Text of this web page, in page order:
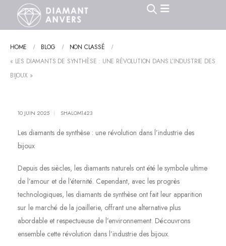
HOME BLOG
NON CLASSÉ
« LES DIAMANTS DE SYNTHÈSE : UNE RÉVOLUTION DANS L’INDUSTRIE DES
BIJOUX »
10 JUIN 2025 SHALOM1423
Les diamants de synthèse : une révolution dans l’industrie des
bijoux
Depuis des siècles, les diamants naturels ont été le symbole ultime
de l’amour et de l’éternité. Cependant, avec les progrès
technologiques, les diamants de synthèse ont fait leur apparition
sur le marché de la joaillerie, offrant une alternative plus
abordable et respectueuse de l’environnement. Découvrons
ensemble cette révolution dans l’industrie des bijoux.